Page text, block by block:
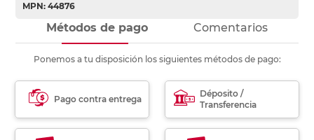
MPN: 44876
Métodos de pago Comentarios
Ponemos a tu disposición los siguientes métodos de pago:
Pago contra entrega
Déposito /
Transferencia